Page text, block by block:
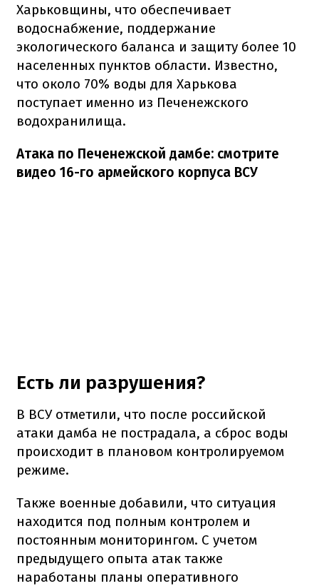
Харьковщины, что обеспечивает
водоснабжение, поддержание
экологического баланса и защиту более 10
населенных пунктов области. Известно,
что около 70% воды для Харькова
поступает именно из Печенежского
водохранилища.
Атака по Печенежской дамбе: смотрите
видео 16-го армейского корпуса ВСУ
Есть ли разрушения?
В ВСУ отметили, что после российской
атаки дамба не пострадала, а сброс воды
происходит в плановом контролируемом
режиме.
Также военные добавили, что ситуация
находится под полным контролем и
постоянным мониторингом. С учетом
предыдущего опыта атак также
наработаны планы оперативного